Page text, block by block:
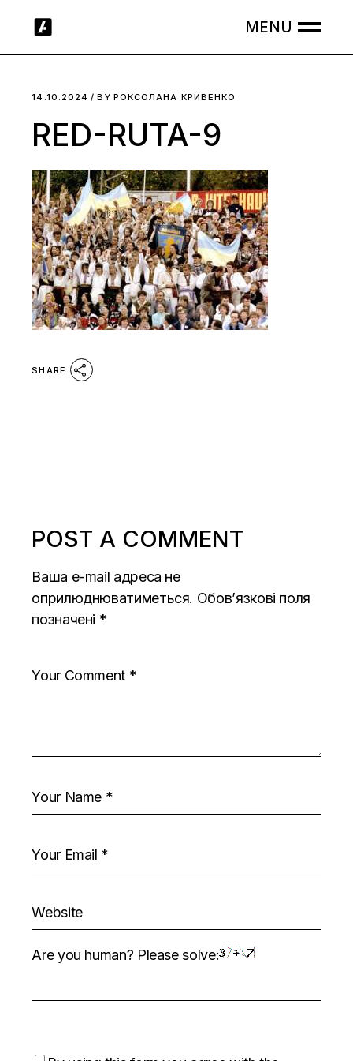
14.10.2024 BY РОКСОЛАНА КРИВЕНКО
RED-RUTA-9
SHARE
POST A COMMENT
Ваша e-mail адреса не
оприлюднюватиметься. Обов’язкові поля
позначені *
Are you human? Please solve: